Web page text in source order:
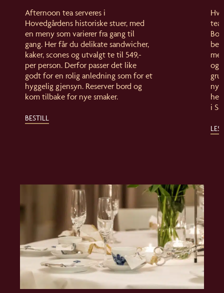
Afternoon tea serveres i
Hovedgårdens historiske stuer, med
en meny som varierer fra gang til
gang. Her får du delikate sandwicher,
kaker, scones og utvalgt te til 549,-
per person. Derfor passer det like
godt for en rolig anledning som for et
hyggelig gjensyn. Reserver bord og
kom tilbake for nye smaker.
BESTILL
og
i
LES